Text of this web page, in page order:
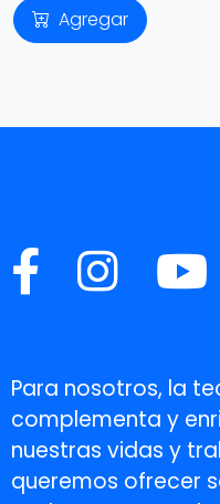
Agregar
Para nosotros, la
complementa y
nuestras vidas y
queremos ofrecer